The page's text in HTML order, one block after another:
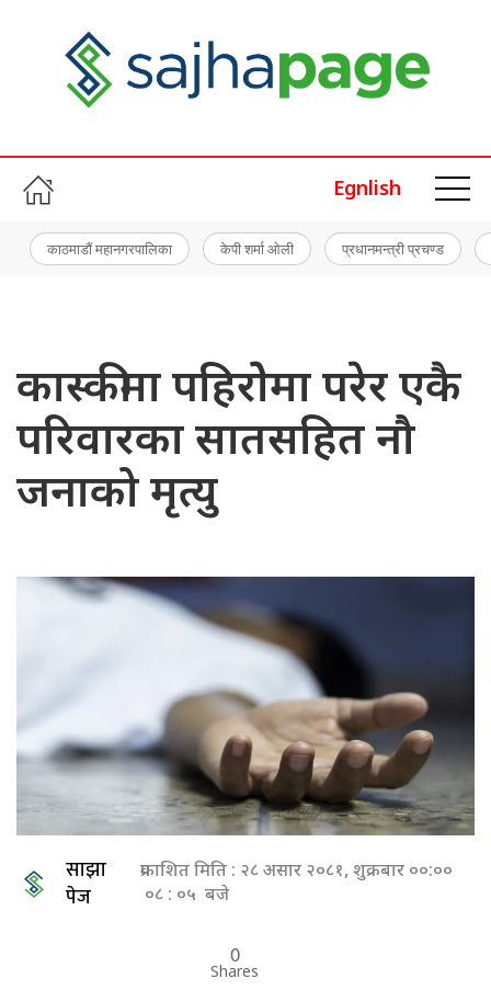
Egnlish
काठमाडौं महानगरपालिका केपी शर्मा ओली प्रधानमन्त्री प्रचण्ड
कास्कीमा पहिरोेमा परेर एकै
परिवारका सातसहित नौ
जनाको मृत्यु
साझा
पेज
प्रकाशित मिति : २८ असार २०८१, शुक्रबार ००:००
०८ : ०५ बजे
0
Shares